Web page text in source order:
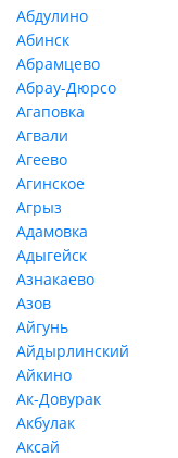
Абдулино
Абинск
Абрамцево
Абрау-Дюрсо
Агаповка
Агвали
Агеево
Агинское
Агрыз
Адамовка
Адыгейск
Азнакаево
Азов
Айгунь
Айдырлинский
Айкино
Ак-Довурак
Акбулак
Аксай